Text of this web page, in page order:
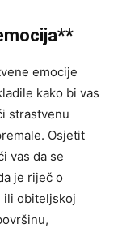
emocije
kako bi vas
strastvenu
Osjetit
vas da se
je riječ o
ili obiteljskoj